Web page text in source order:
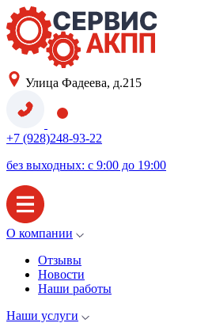
Улица Фадеева, д.215
+7 (928)248-93-22
без выходных: с 9:00 до 19:00
О компании
Отзывы
Новости
Наши работы
Наши услуги